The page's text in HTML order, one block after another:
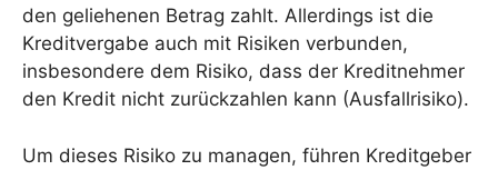
den geliehenen Betrag zahlt. Allerdings ist die
Kreditvergabe auch mit Risiken verbunden,
insbesondere dem Risiko, dass der Kreditnehmer
den Kredit nicht zurückzahlen kann (Ausfallrisiko).
Um dieses Risiko zu managen, führen Kreditgeber